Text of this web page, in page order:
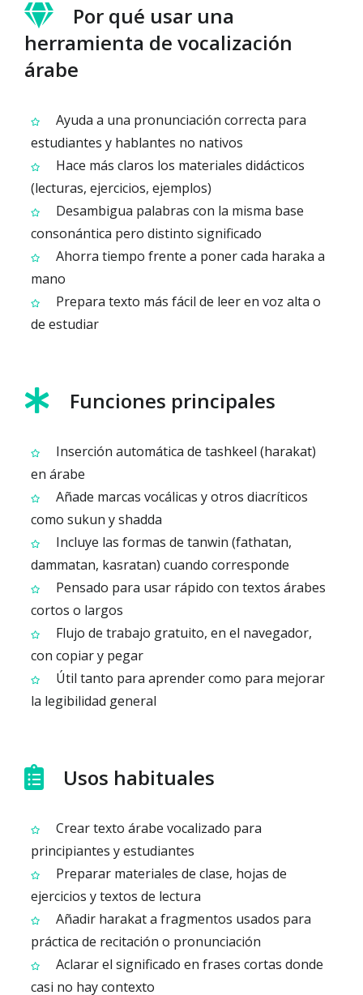
Por qué usar una
herramienta de vocalización
árabe
Ayuda a una pronunciación correcta para
estudiantes y hablantes no nativos
Hace más claros los materiales didácticos
(lecturas, ejercicios, ejemplos)
Desambigua palabras con la misma base
consonántica pero distinto significado
Ahorra tiempo frente a poner cada haraka a
mano
Prepara texto más fácil de leer en voz alta o
de estudiar
Funciones principales
Inserción automática de tashkeel (harakat)
en árabe
Añade marcas vocálicas y otros diacríticos
como sukun y shadda
Incluye las formas de tanwin (fathatan,
dammatan, kasratan) cuando corresponde
Pensado para usar rápido con textos árabes
cortos o largos
Flujo de trabajo gratuito, en el navegador,
con copiar y pegar
Útil tanto para aprender como para mejorar
la legibilidad general
Usos habituales
Crear texto árabe vocalizado para
principiantes y estudiantes
Preparar materiales de clase, hojas de
ejercicios y textos de lectura
Añadir harakat a fragmentos usados para
práctica de recitación o pronunciación
Aclarar el significado en frases cortas donde
casi no hay contexto